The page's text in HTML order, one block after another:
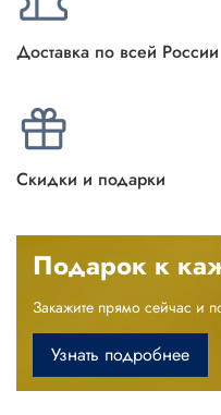
Доставка по всей России
Скидки и подарки
Подарок к
Закажите прямо сейчас и
Узнать подробнее